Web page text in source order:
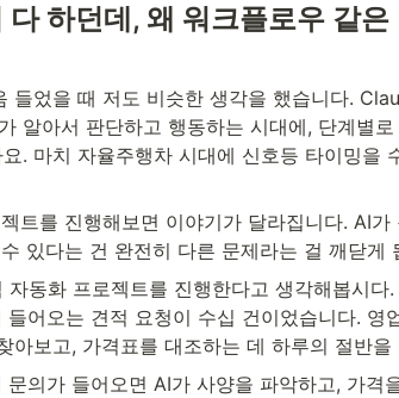
하던데, 왜 워크플로우 같은
들었을 때 저도 비슷한 생각을 했습니다.
알아서 판단하고 행동하는 시대에, 단계별
. 마치 자율주행차 시대에 신호등 타이밍을
트를 진행해보면 이야기가 달라집니다. AI
있다는 건 완전히 다른 문제라는 걸 깨닫게
동화 프로젝트를 진행한다고 생각해봅시다
어오는 견적 요청이 수십 건이었습니다. 영
아보고, 가격표를 대조하는 데 하루의 절반
의가 들어오면 AI가 사양을 파악하고, 가격